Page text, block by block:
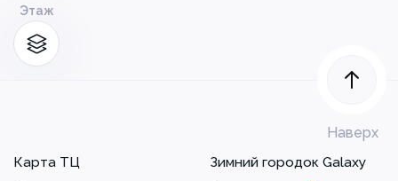
Этаж
Наверх
Карта ТЦ
Зимний городок Galaxy